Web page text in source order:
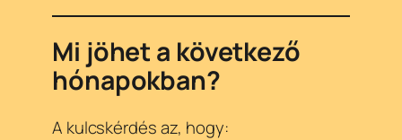
Mi jöhet a következő
hónapokban?
A kulcskérdés az, hogy: